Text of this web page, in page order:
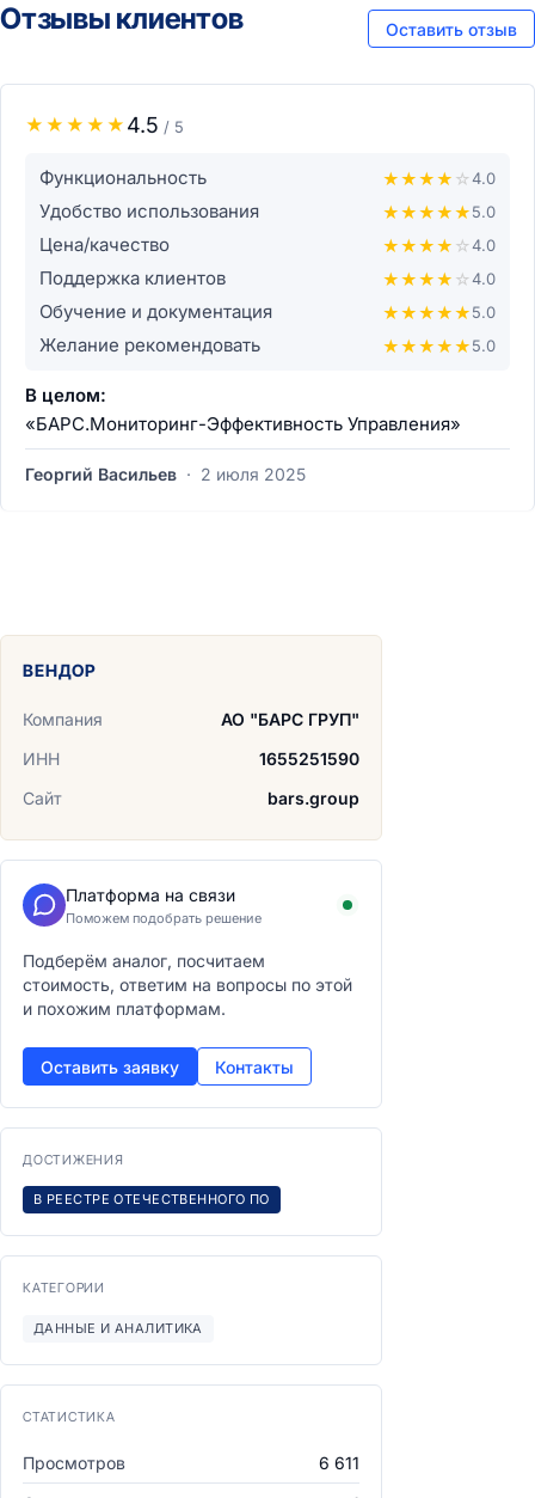
Отзывы клиентов Оставить отзыв
★ ★ ★ ★ ★ 4.5 / 5
Функциональность ★★★★ ☆4.0
Удобство использования ★★★★★5.0
Цена/качество ★★★★ ☆4.0
Поддержка клиентов ★★★★ ☆4.0
Обучение и документация ★★★★★5.0
Желание рекомендовать ★★★★★5.0
В целом:
«БАРС.Мониторинг-Эффективность Управления»
Георгий Васильев · 2 июля 2025
ВЕНДОР
Компания
АО "БАРС ГРУП"
ИНН
1655251590
Сайт
bars.group
Платформа на связи
Поможем подобрать решение
Подберём аналог, посчитаем
стоимость, ответим на вопросы по этой
и похожим платформам.
Оставить заявку Контакты
ДОСТИЖЕНИЯ
В РЕЕСТРЕ ОТЕЧЕСТВЕННОГО ПО
КАТЕГОРИИ
ДАННЫЕ И АНАЛИТИКА
СТАТИСТИКА
Просмотров
6 611